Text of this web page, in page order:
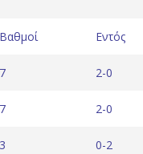
Βαθμοί Εντός
7 2-0
7 2-0
3 0-2